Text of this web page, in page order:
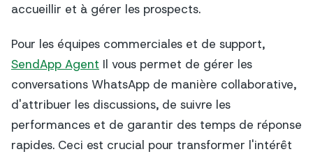
accueillir et à gérer les prospects.
Pour les équipes commerciales et de support,
SendApp Agent Il vous permet de gérer les
conversations WhatsApp de manière collaborative,
d'attribuer les discussions, de suivre les
performances et de garantir des temps de réponse
rapides. Ceci est crucial pour transformer l'intérêt